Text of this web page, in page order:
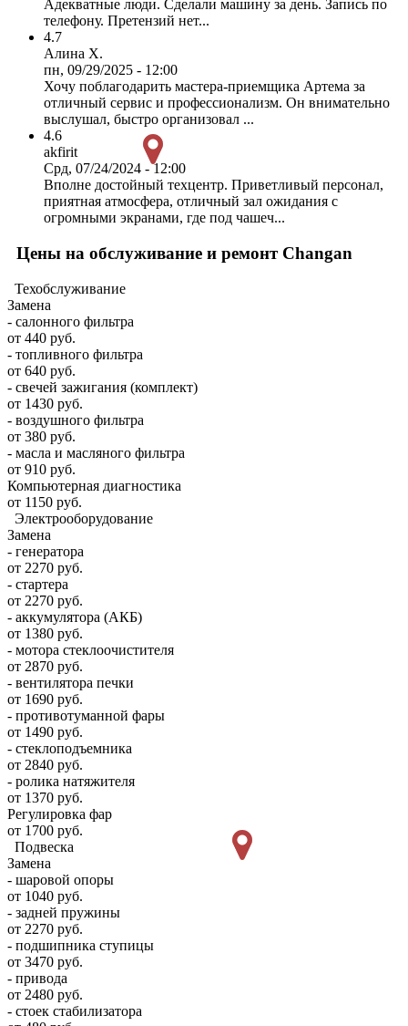
Адекватные люди. Сделали машину за день. Запись по
телефону. Претензий нет...
4.7
Алина Х.
пн, 09/29/2025 - 12:00
Хочу поблагодарить мастера-приемщика Артема за
отличный сервис и профессионализм. Он внимательно
выслушал, быстро организовал ...
4.6
akfirit
Срд, 07/24/2024 - 12:00
Вполне достойный техцентр. Приветливый персонал,
приятная атмосфера, отличный зал ожидания с
огромными экранами, где под чашеч...
Цены на обслуживание и ремонт Changan
Техобслуживание
Замена
- салонного фильтра
от 440 руб.
- топливного фильтра
от 640 руб.
- свечей зажигания (комплект)
от 1430 руб.
- воздушного фильтра
от 380 руб.
- масла и масляного фильтра
от 910 руб.
Компьютерная диагностика
от 1150 руб.
Электрооборудование
Замена
- генератора
от 2270 руб.
- стартера
от 2270 руб.
- аккумулятора (АКБ)
от 1380 руб.
- мотора стеклоочистителя
от 2870 руб.
- вентилятора печки
от 1690 руб.
- противотуманной фары
от 1490 руб.
- стеклоподъемника
от 2840 руб.
- ролика натяжителя
от 1370 руб.
Регулировка фар
от 1700 руб.
Подвеска
Замена
- шаровой опоры
от 1040 руб.
- задней пружины
от 2270 руб.
- подшипника ступицы
от 3470 руб.
- привода
от 2480 руб.
- стоек стабилизатора